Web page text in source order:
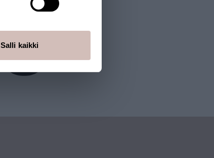
Salli kaikki